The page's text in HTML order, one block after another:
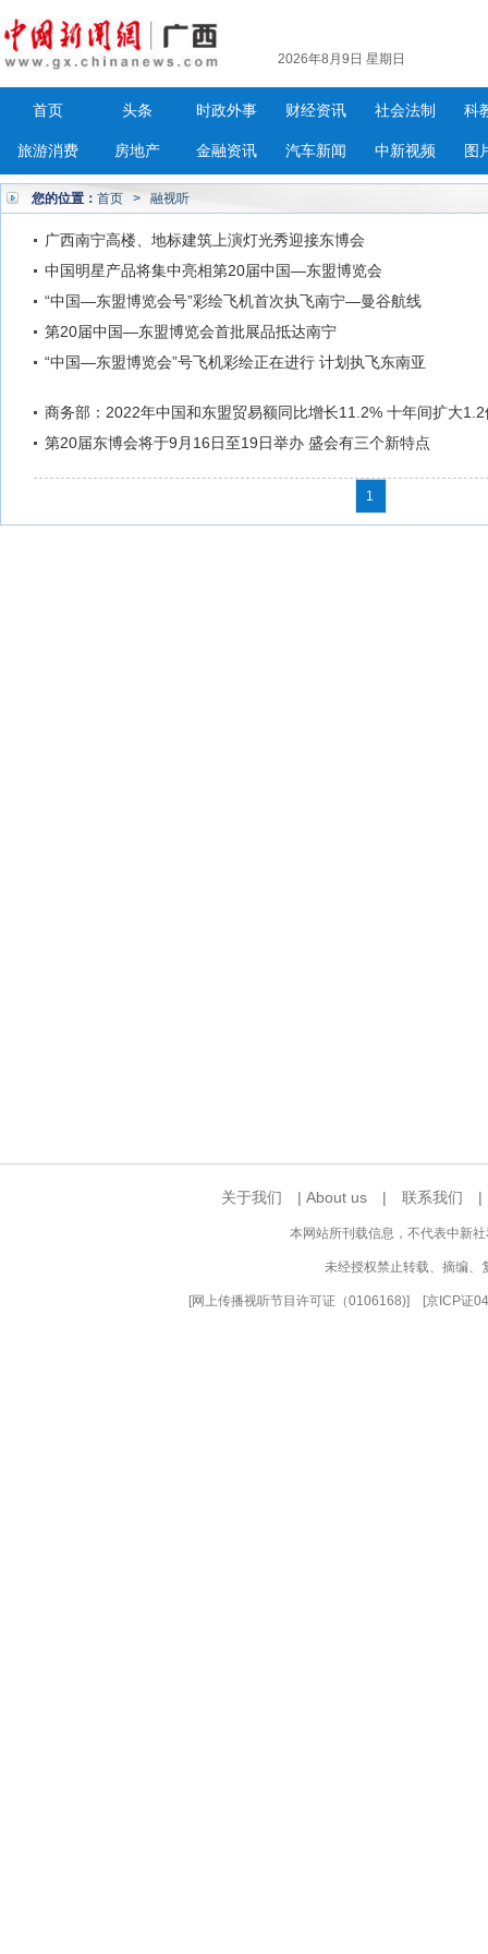
2026年8月9日 星期日
首页 头条 时政外事 财经资讯 社会法制 科
旅游消费 房地产 金融资讯 汽车新闻 中新视频 图
您的位置： 首页 > 融视听
广西南宁高楼、地标建筑上演灯光秀迎接东博会
中国明星产品将集中亮相第20届中国—东盟博览会
“中国—东盟博览会号”彩绘飞机首次执飞南宁—曼谷航线
第20届中国—东盟博览会首批展品抵达南宁
“中国—东盟博览会”号飞机彩绘正在进行 计划执飞东南亚
商务部：2022年中国和东盟贸易额同比增长11.2% 十年间扩大1.2
第20届东博会将于9月16日至19日举办 盛会有三个新特点
1
关于我们 | About us | 联系我们
本网站所刊载信息，不代表中新
未经授权禁止转载、摘编、
[网上传播视听节目许可证（0106168)] [京ICP证